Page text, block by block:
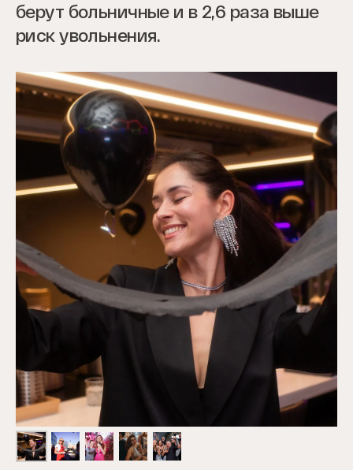
берут больничные и в 2,6 раза выше
риск увольнения.